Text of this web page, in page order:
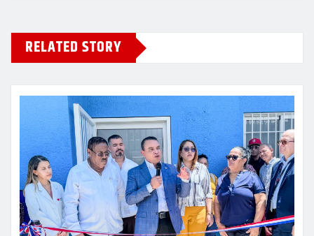
RELATED STORY